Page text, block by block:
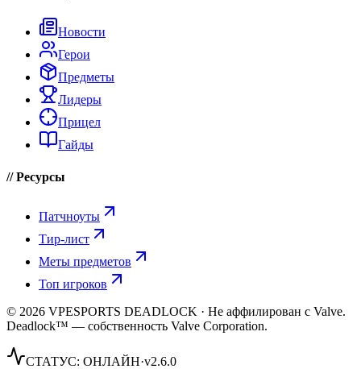
Новости
Герои
Предметы
Лидеры
Прицел
Гайды
// Ресурсы
Патчноуты
Тир-лист
Меты предметов
Топ игроков
© 2026 VPESPORTS DEADLOCK · Не аффилирован с Valve.
Deadlock™ — собственность Valve Corporation.
СТАТУС: ОНЛАЙН·v2.6.0